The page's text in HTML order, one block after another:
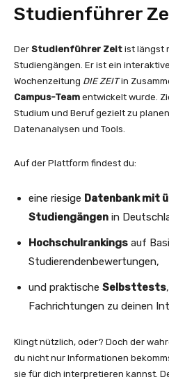
Studienführer
Der Studienführer Zeit ist längst
Studiengängen. Er ist ein
Wochenzeitung DIE ZEITin
Campus-Team entwickelt wurde.
Studium und Beruf gezielt zu
Datenanalysen und Tools.
Auf der Plattform findest du:
eine riesige Datenbank mit
Studiengängen in
Hochschulrankings auf
Studierendenbewertungen,
und praktische Selbsttests
Fachrichtungen zu deinen
Klingt nützlich, oder? Doch der
du nicht nur Informationen
sie für dich interpretieren kannst.